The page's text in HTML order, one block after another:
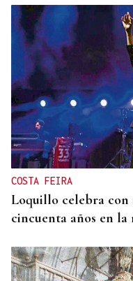
COSTA FEIRA
Loquillo celebra con
cincuenta años en la